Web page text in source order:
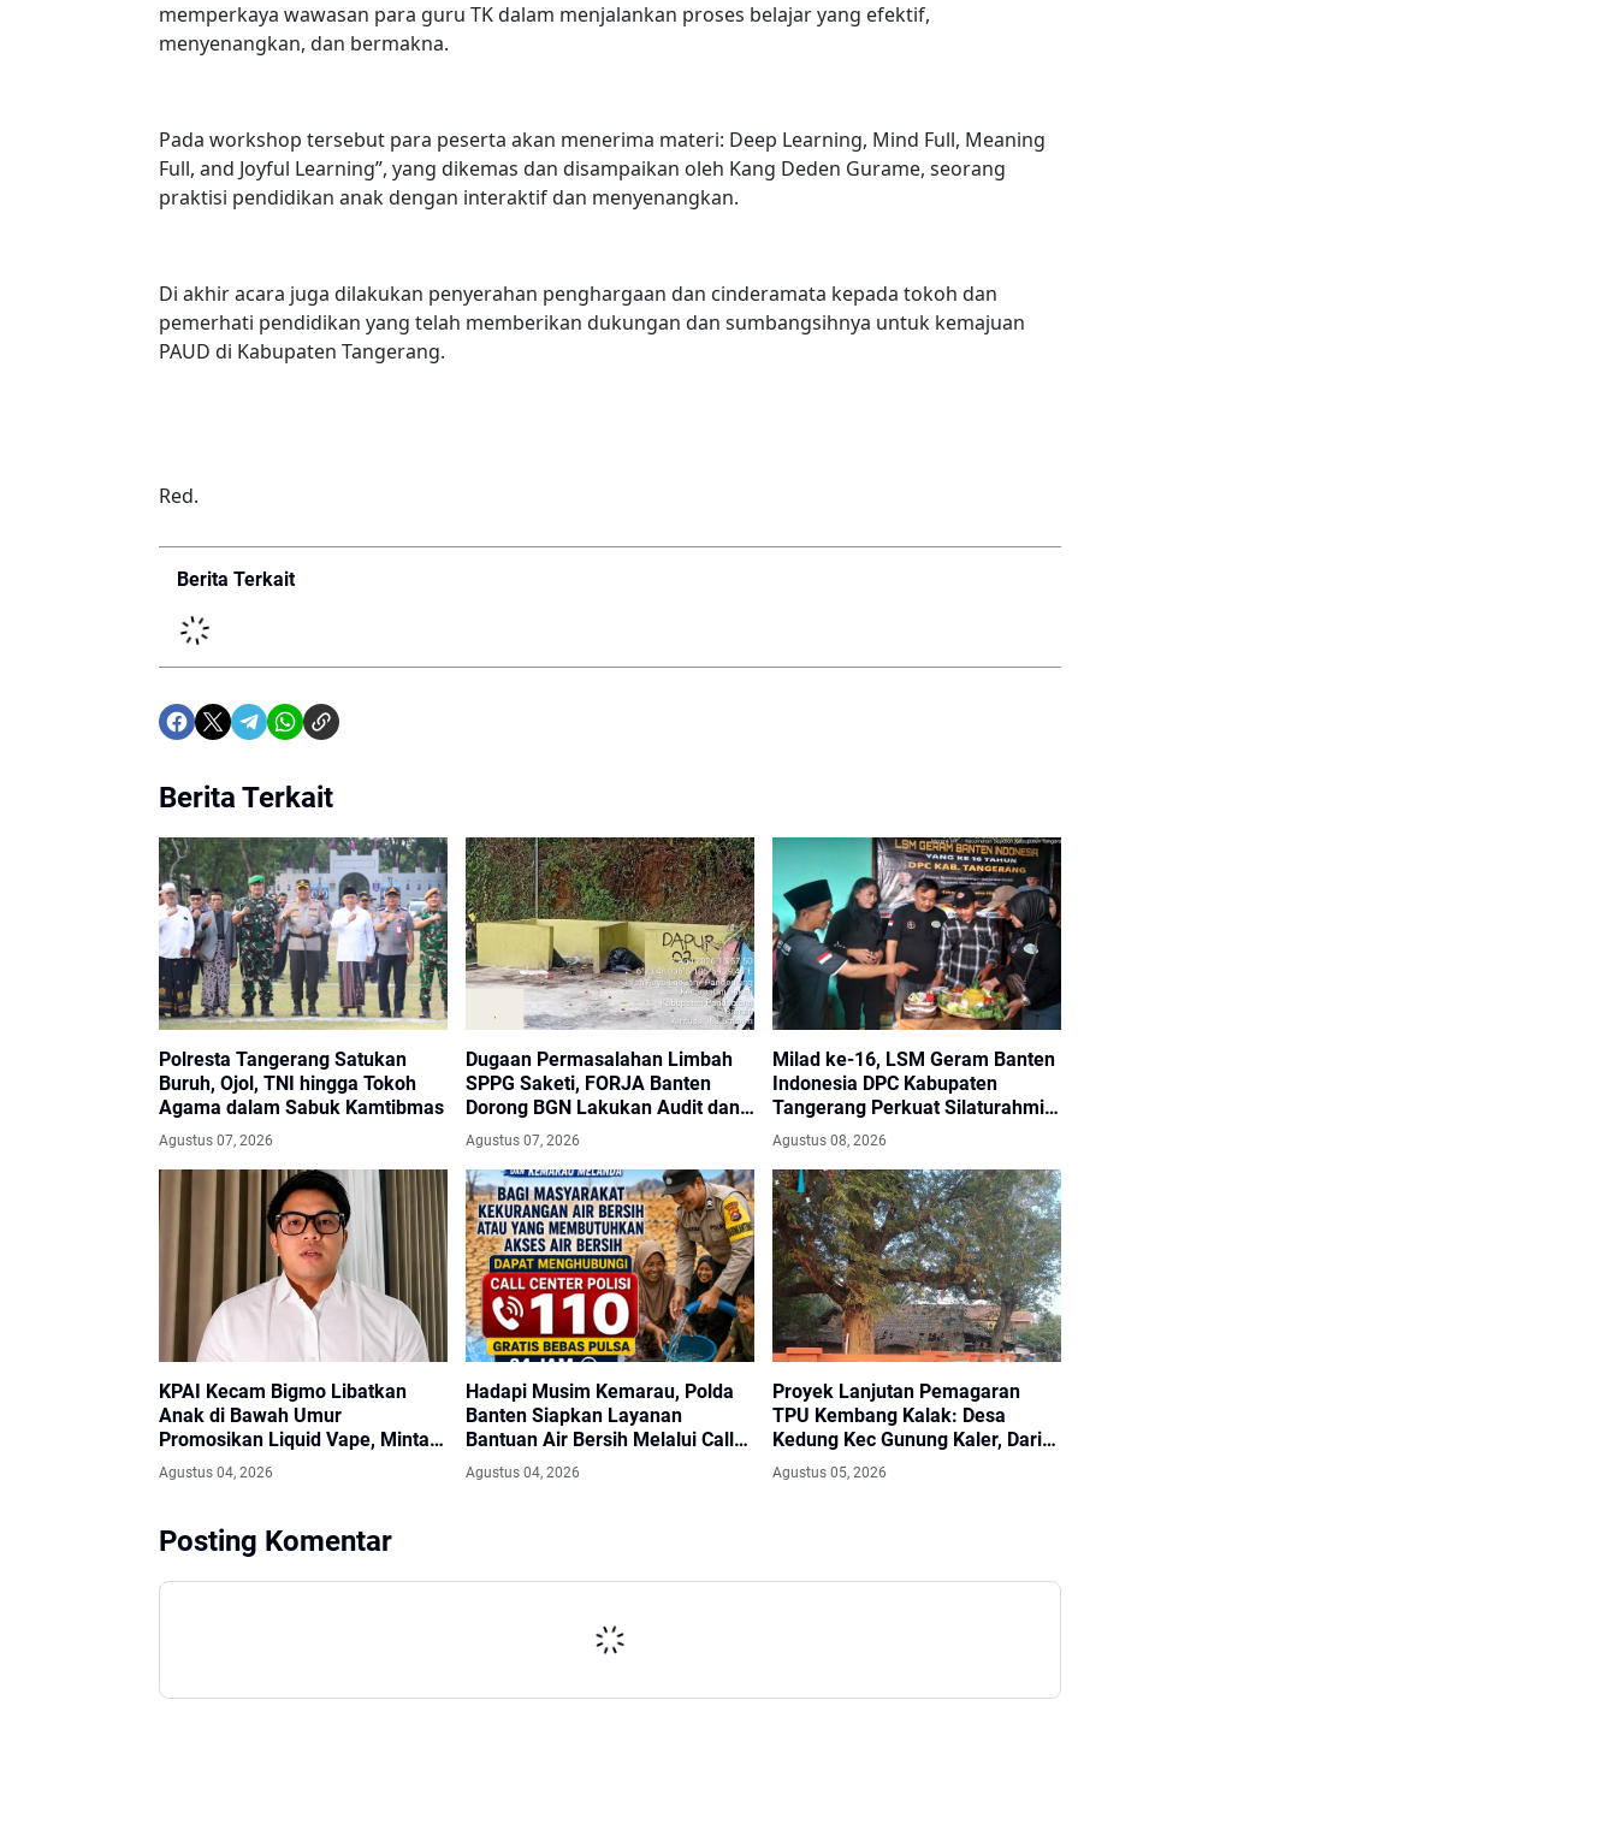
memperkaya wawasan para guru TK dalam menjalankan proses belajar yang efektif,
menyenangkan, dan bermakna.
Pada workshop tersebut para peserta akan menerima materi: Deep Learning, Mind Full, Meaning
Full, and Joyful Learning”, yang dikemas dan disampaikan oleh Kang Deden Gurame, seorang
praktisi pendidikan anak dengan interaktif dan menyenangkan.
Di akhir acara juga dilakukan penyerahan penghargaan dan cinderamata kepada tokoh dan
pemerhati pendidikan yang telah memberikan dukungan dan sumbangsihnya untuk kemajuan
PAUD di Kabupaten Tangerang.
Red.
Berita Terkait
Berita Terkait
Polresta Tangerang Satukan
Buruh, Ojol, TNI hingga Tokoh
Agama dalam Sabuk Kamtibmas
Agustus 07, 2026
Dugaan Permasalahan Limbah
SPPG Saketi, FORJA Banten
Dorong BGN Lakukan Audit dan
Evaluasi Korcam
Agustus 07, 2026
Milad ke-16, LSM Geram Banten
Indonesia DPC Kabupaten
Tangerang Perkuat Silaturahmi
dan Solidaritas
Agustus 08, 2026
KPAI Kecam Bigmo Libatkan
Anak di Bawah Umur
Promosikan Liquid Vape, Minta
Aparat Bertindak Tegas
Agustus 04, 2026
Hadapi Musim Kemarau, Polda
Banten Siapkan Layanan
Bantuan Air Bersih Melalui Call
Center 110
Agustus 04, 2026
Proyek Lanjutan Pemagaran
TPU Kembang Kalak: Desa
Kedung Kec Gunung Kaler, Dari
Aspirasi Dewan PKS Mendapat
Apresiasi Seriyus Dari
Agustus 05, 2026
Posting Komentar